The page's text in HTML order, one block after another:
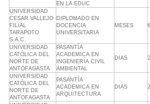
EN LA EDUC
UNIVERSIDAD
CESAR VALLEJO
FILIAL
TARAPOTO
S.A.C.
DIPLOMADO EN
DOCENCIA
UNIVERSITARIA
MESES 6
UNIVERSIDAD
CATÓLICA DEL
NORTE DE
ANTOFAGASTA
PASANTÍA
ACADEMICA EN
INGENIERÍA CIVIL
AMBIENTAL
DIAS 2
UNIVERSIDAD
CATÓLICA DEL
NORTE DE
ANTOFAGASTA
PASANTÍA
ACADEMICA EN
ARQUITECTURA
DIAS 2